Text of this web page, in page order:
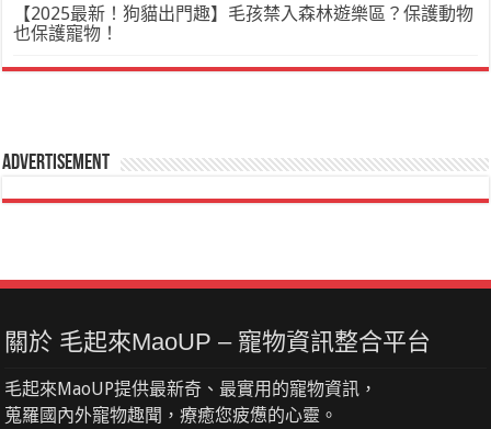
【2025最新！狗貓出門趣】毛孩禁入森林遊樂區？保護動物
也保護寵物！
Advertisement
關於 毛起來MaoUP – 寵物資訊整合平台
毛起來MaoUP提供最新奇、最實用的寵物資訊，
蒐羅國內外寵物趣聞，療癒您疲憊的心靈。